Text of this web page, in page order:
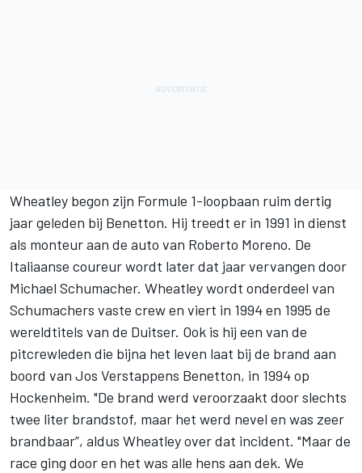
Wheatley begon zijn Formule 1-loopbaan ruim dertig
jaar geleden bij Benetton. Hij treedt er in 1991 in dienst
als monteur aan de auto van Roberto Moreno. De
Italiaanse coureur wordt later dat jaar vervangen door
Michael Schumacher. Wheatley wordt onderdeel van
Schumachers vaste crew en viert in 1994 en 1995 de
wereldtitels van de Duitser. Ook is hij een van de
pitcrewleden die bijna het leven laat bij de brand aan
boord van Jos Verstappens Benetton, in 1994 op
Hockenheim. "De brand werd veroorzaakt door slechts
twee liter brandstof, maar het werd nevel en was zeer
brandbaar”, aldus Wheatley over dat incident. "Maar de
race ging door en het was alle hens aan dek. We